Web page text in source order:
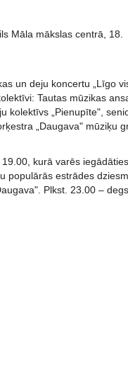
Māla mākslas centrā, 18.
un deju koncertu „Līgo
Tautas mūzikas
kolektīvs „Pienupīte",
„Daugava" mūziķu
kurā varēs iegādāties
estrādes
Plkst. 23.00 –